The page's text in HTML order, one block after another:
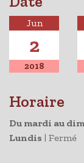
Jun
2
2018
Horaire
Du mardi au
Lundis | Fermé